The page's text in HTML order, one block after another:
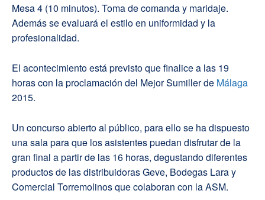
Mesa 4 (10 minutos). Toma de comanda y maridaje.
Además se evaluará el estilo en uniformidad y la
profesionalidad.
El acontecimiento está previsto que finalice a las 19
horas con la proclamación del Mejor Sumiller de Málaga
2015.
Un concurso abierto al público, para ello se ha dispuesto
una sala para que los asistentes puedan disfrutar de la
gran final a partir de las 16 horas, degustando diferentes
productos de las distribuidoras Geve, Bodegas Lara y
Comercial Torremolinos que colaboran con la ASM.